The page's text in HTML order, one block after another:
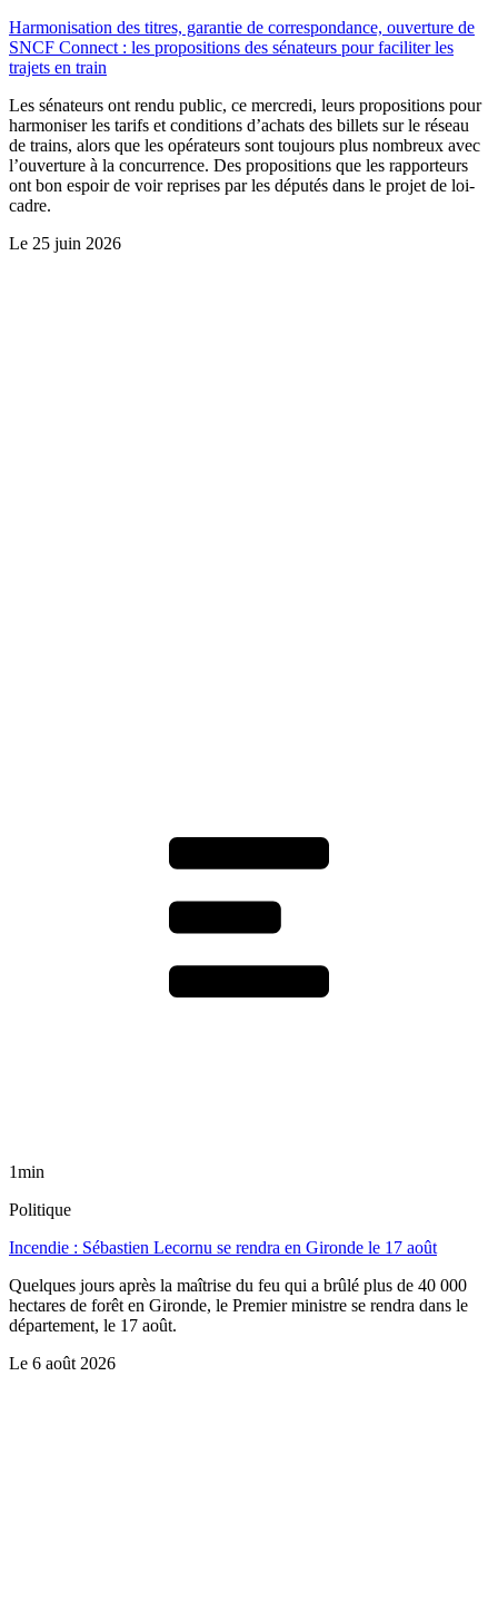
Harmonisation des titres, garantie de correspondance, ouverture de
SNCF Connect : les propositions des sénateurs pour faciliter les
trajets en train
Les sénateurs ont rendu public, ce mercredi, leurs propositions pour
harmoniser les tarifs et conditions d’achats des billets sur le réseau
de trains, alors que les opérateurs sont toujours plus nombreux avec
l’ouverture à la concurrence. Des propositions que les rapporteurs
ont bon espoir de voir reprises par les députés dans le projet de loi-
cadre.
Le 25 juin 2026
1min
Politique
Incendie : Sébastien Lecornu se rendra en Gironde le 17 août
Quelques jours après la maîtrise du feu qui a brûlé plus de 40 000
hectares de forêt en Gironde, le Premier ministre se rendra dans le
département, le 17 août.
Le 6 août 2026